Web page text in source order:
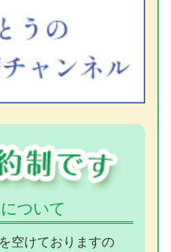
ついて
空けておりますの